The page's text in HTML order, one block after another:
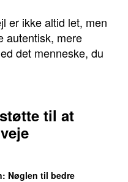
er ikke altid let, men
autentisk, mere
det menneske, du
Nøglen til bedre
til at